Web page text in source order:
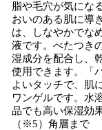
脂や毛穴が気にな
おいのある肌に導
は、しなやかでな
液です。べたつき
湿成分を配合し、
使用できます。「
よいタッチで、肌
ワンゲルです。水
品でも高い保湿効
（※5）角層まで